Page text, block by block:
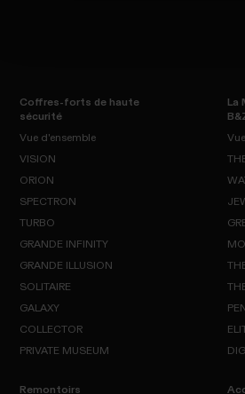
Coffres-forts de haute
sécurité
Vue d'ensemble
VISION
VISION
ORION
ORION
SPECTRON
SPECTRON
TURBO
TURBO
GRANDE INFINITY
GRANDE
GRANDE ILLUSION
SOLITAIRE
SOLITAIRE
GALAXY
GALAXY
COLLECTOR
COLLECTOR
PRIVATE MUSEUM
La
Remontoirs